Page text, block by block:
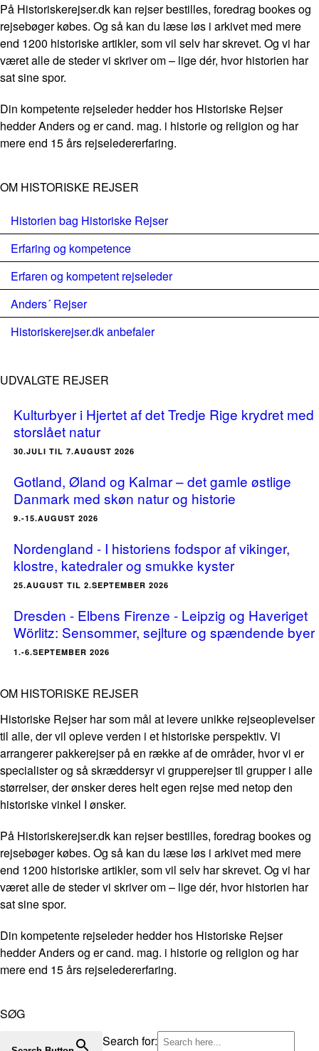
På Historiskerejser.dk kan rejser bestilles, foredrag bookes og
rejsebøger købes. Og så kan du læse løs i arkivet med mere
end 1200 historiske artikler, som vil selv har skrevet. Og vi har
været alle de steder vi skriver om – lige dér, hvor historien har
sat sine spor.
Din kompetente rejseleder hedder hos Historiske Rejser
hedder Anders og er cand. mag. i historie og religion og har
mere end 15 års rejseledererfaring.
OM HISTORISKE REJSER
Historien bag Historiske Rejser
Erfaring og kompetence
Erfaren og kompetent rejseleder
Anders´ Rejser
Historiskerejser.dk anbefaler
UDVALGTE REJSER
Kulturbyer i Hjertet af det Tredje Rige krydret med
storslået natur
30.JULI TIL 7.AUGUST 2026
Gotland, Øland og Kalmar – det gamle østlige
Danmark med skøn natur og historie
9.-15.AUGUST 2026
Nordengland - I historiens fodspor af vikinger,
klostre, katedraler og smukke kyster
25.AUGUST TIL 2.SEPTEMBER 2026
Dresden - Elbens Firenze - Leipzig og Haveriget
Wörlitz: Sensommer, sejlture og spændende byer
1.-6.SEPTEMBER 2026
OM HISTORISKE REJSER
Historiske Rejser har som mål at levere unikke rejseoplevelser
til alle, der vil opleve verden i et historiske perspektiv. Vi
arrangerer pakkerejser på en række af de områder, hvor vi er
specialister og så skræddersyr vi grupperejser til grupper i alle
størrelser, der ønsker deres helt egen rejse med netop den
historiske vinkel I ønsker.
På Historiskerejser.dk kan rejser bestilles, foredrag bookes og
rejsebøger købes. Og så kan du læse løs i arkivet med mere
end 1200 historiske artikler, som vil selv har skrevet. Og vi har
været alle de steder vi skriver om – lige dér, hvor historien har
sat sine spor.
Din kompetente rejseleder hedder hos Historiske Rejser
hedder Anders og er cand. mag. i historie og religion og har
mere end 15 års rejseledererfaring.
SØG
Search for: